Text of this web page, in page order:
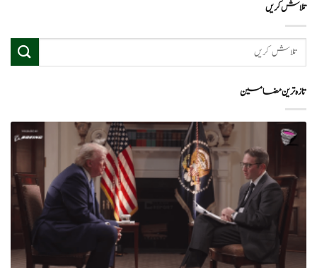
تلاش کریں
تازہ ترین مضامین